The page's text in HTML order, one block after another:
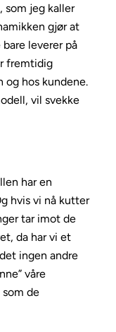
som jeg kaller
gjør at
leverer på
fremtidig
og hos kundene.
vil svekke
har en
hvis vi nå kutter
tar imot de
da har vi et
ingen andre
våre
de